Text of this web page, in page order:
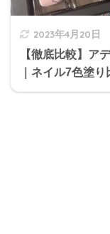
2023年4月20日
【徹底比較】ア
｜ネイル7色塗り